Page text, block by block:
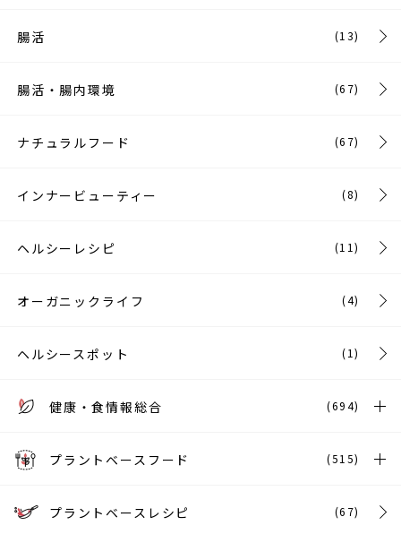
腸活 (13)
腸活・腸内環境 (67)
ナチュラルフード (67)
インナービューティー (8)
ヘルシーレシピ (11)
オーガニックライフ (4)
ヘルシースポット (1)
健康・食情報総合 (694)
プラントベースフード (515)
プラントベースレシピ (67)